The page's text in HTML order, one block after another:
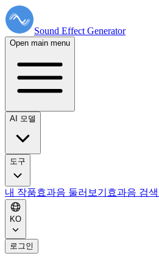
Sound Effect Generator
Open main menu
AI 모델
도구
내 작품효과음 둘러보기 효과음 검색
KO
로그인